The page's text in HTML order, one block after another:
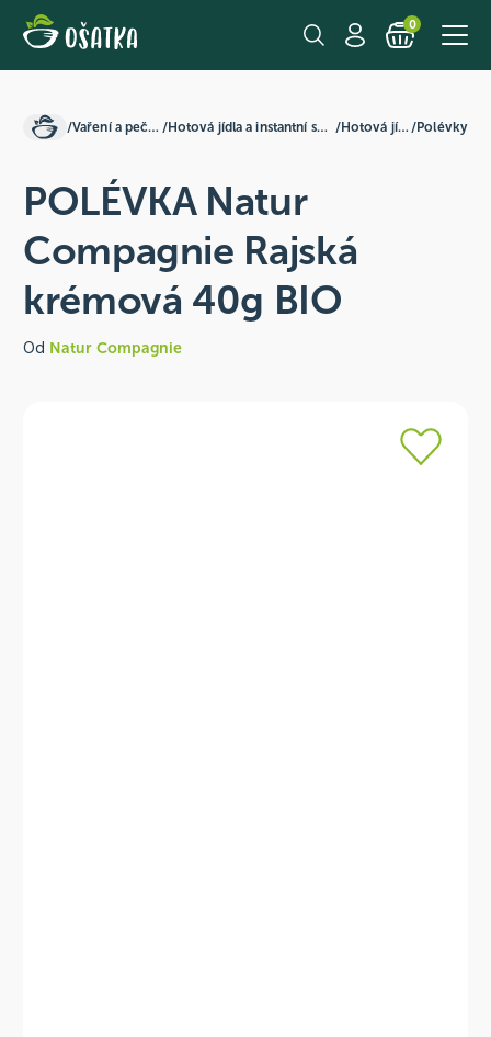
0
/ Vaření a pečení / Hotová jídla a instantní směsi / Hotová jídla /Polévky
POLÉVKA Natur
Compagnie Rajská
krémová 40g BIO
Od Natur Compagnie